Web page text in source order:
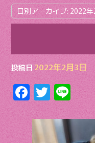
日別アーカイブ: 2022
投稿日 2022年2月3日
F
ac
e
T
w
itt
Li
n
e